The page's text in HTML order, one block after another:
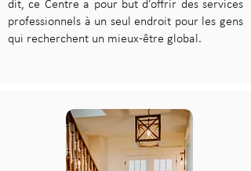
dit, ce Centre a pour but d’offrir des services
professionnels à un seul endroit pour les gens
qui recherchent un mieux-être global.